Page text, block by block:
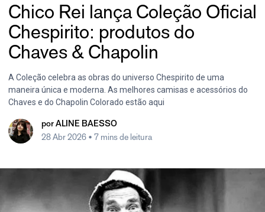
Chico Rei lança Coleção Oficial
Chespirito: produtos do
Chaves & Chapolin
A Coleção celebra as obras do universo Chespirito de uma
maneira única e moderna. As melhores camisas e acessórios do
Chaves e do Chapolin Colorado estão aqui
por ALINE BAESSO
28 Abr 2026 • 7 mins de leitura